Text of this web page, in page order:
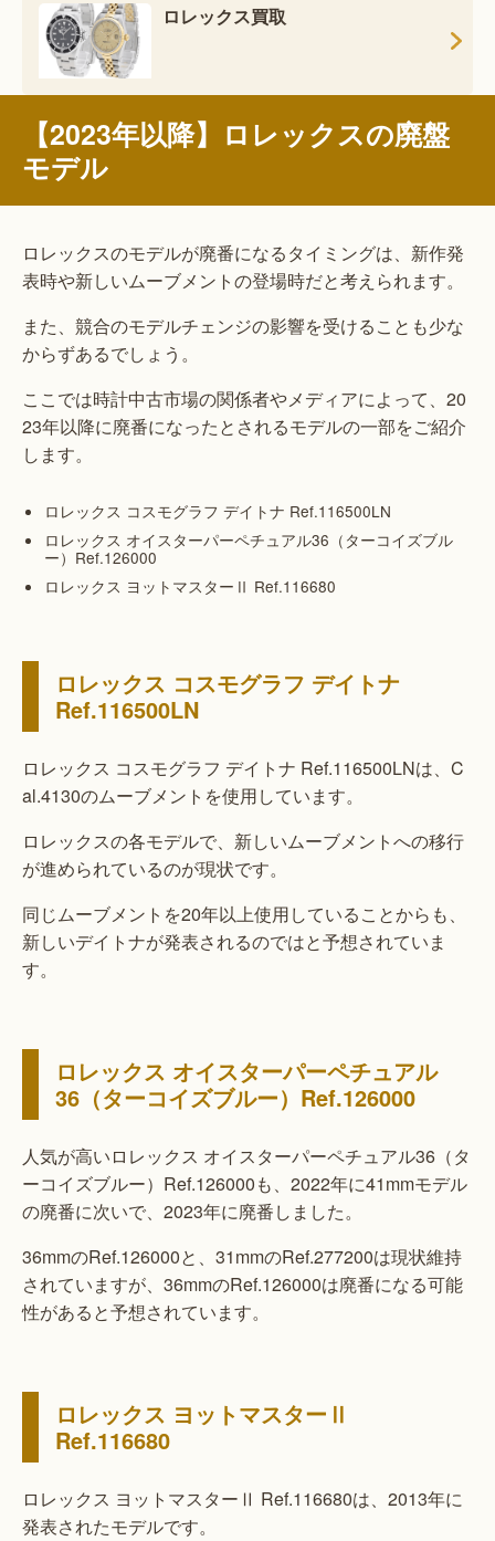
ロレックス買取
【2023年以降】ロレックスの廃盤
モデル
ロレックスのモデルが廃番になるタイミングは、新作発
表時や新しいムーブメントの登場時だと考えられます。
また、競合のモデルチェンジの影響を受けることも少な
からずあるでしょう。
ここでは時計中古市場の関係者やメディアによって、20
23年以降に廃番になったとされるモデルの一部をご紹介
します。
ロレックス コスモグラフ デイトナ Ref.116500LN
ロレックス オイスターパーペチュアル36（ターコイズブル
ー）Ref.126000
ロレックス ヨットマスターⅡ Ref.116680
ロレックス コスモグラフ デイトナ
Ref.116500LN
ロレックス コスモグラフ デイトナ Ref.116500LNは、C
al.4130のムーブメントを使用しています。
ロレックスの各モデルで、新しいムーブメントへの移行
が進められているのが現状です。
同じムーブメントを20年以上使用していることからも、
新しいデイトナが発表されるのではと予想されていま
す。
ロレックス オイスターパーペチュアル
36（ターコイズブルー）Ref.126000
人気が高いロレックス オイスターパーペチュアル36（タ
ーコイズブルー）Ref.126000も、2022年に41mmモデル
の廃番に次いで、2023年に廃番しました。
36mmのRef.126000と、31mmのRef.277200は現状維持
されていますが、36mmのRef.126000は廃番になる可能
性があると予想されています。
ロレックス ヨットマスターⅡ
Ref.116680
ロレックス ヨットマスターⅡ Ref.116680は、2013年に
発表されたモデルです。